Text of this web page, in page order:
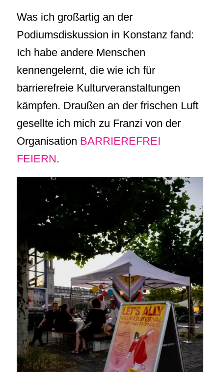
Was ich großartig an der
Podiumsdiskussion in Konstanz fand:
Ich habe andere Menschen
kennengelernt, die wie ich für
barrierefreie Kulturveranstaltungen
kämpfen. Draußen an der frischen Luft
gesellte ich mich zu Franzi von der
Organisation BARRIEREFREI
FEIERN.